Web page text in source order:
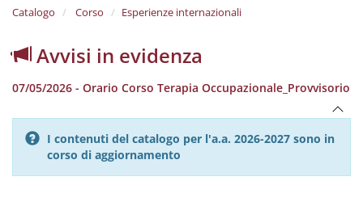
Catalogo Corso Esperienze internazionali
Avvisi in evidenza
07/05/2026 - Orario Corso Terapia Occupazionale_Provvisorio
I contenuti del catalogo per l'a.a. 2026-2027 sono in
corso di aggiornamento